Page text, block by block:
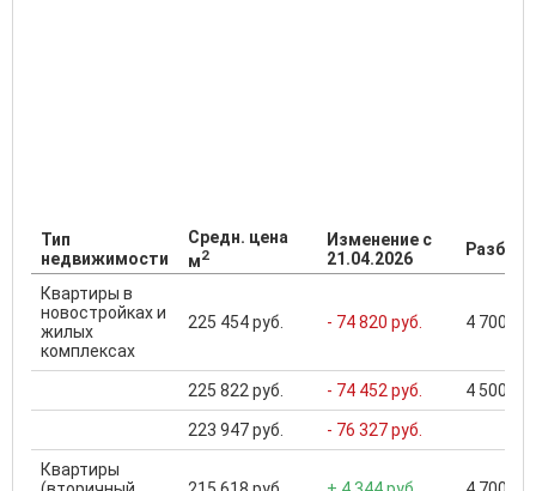
Тип
недвижимости
Средн. цена
м2
Изменение с
21.04.2026
Квартиры в
новостройках и
жилых
комплексах
225 454 руб. - 74 820 руб. 4 700
225 822 руб. - 74 452 руб. 4 500
223 947 руб. - 76 327 руб.
Квартиры